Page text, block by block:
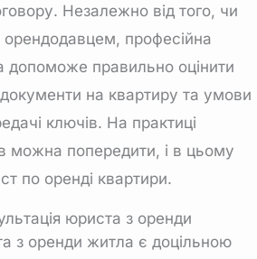
Незалежно від того, чи
професійна
допоможе правильно оцінити
на квартиру та умови
ключів. На практиці
можна попередити, і в цьому
по оренді квартири.
юриста з оренди
з оренди житла є доцільною